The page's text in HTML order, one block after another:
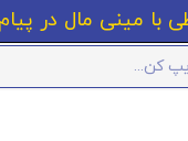
با مینی مال در پیام‌رسان